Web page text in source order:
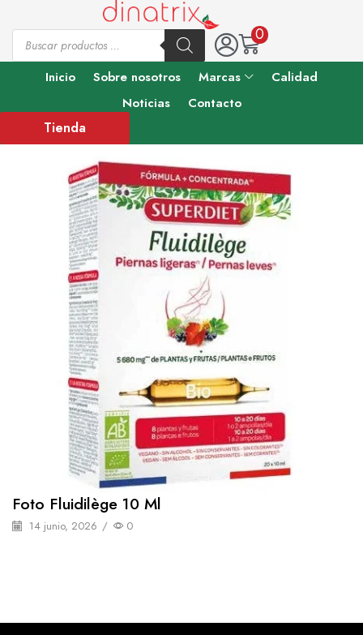
0
Inicio Sobre nosotros Marcas
Calidad
Noticias
Contacto
Tienda
Foto Fluidilège 10 Ml
14 junio, 2026 / 0